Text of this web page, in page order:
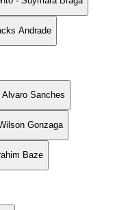
Andrade
Sanches
Gonzaga
Baze